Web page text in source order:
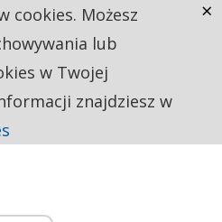
cookies. Możesz
lub
w Twojej
znajdziesz w
×